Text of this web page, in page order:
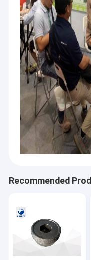
barra di Kelly di
Barra di
Denti del suolo
Scalpello rotondo
Tagliente del cono
accessori della
Recommended